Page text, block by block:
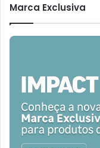
Marca Exclusiva